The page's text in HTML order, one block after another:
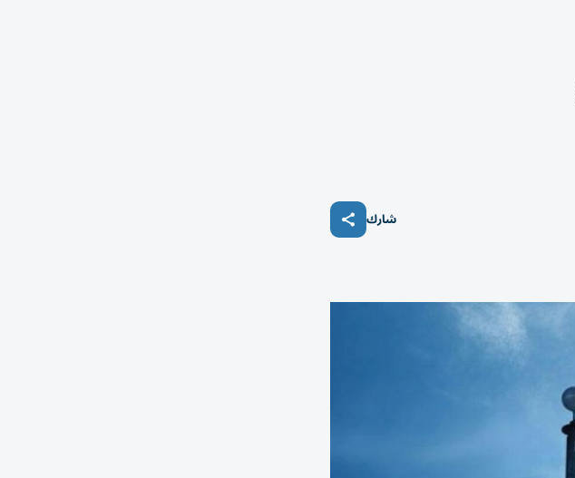
شارك